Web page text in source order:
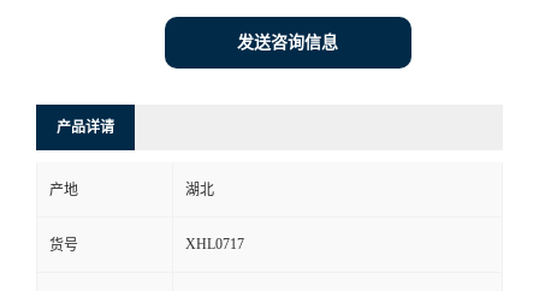
发送咨询信息
产品详请
产地 湖北
货号 XHL0717